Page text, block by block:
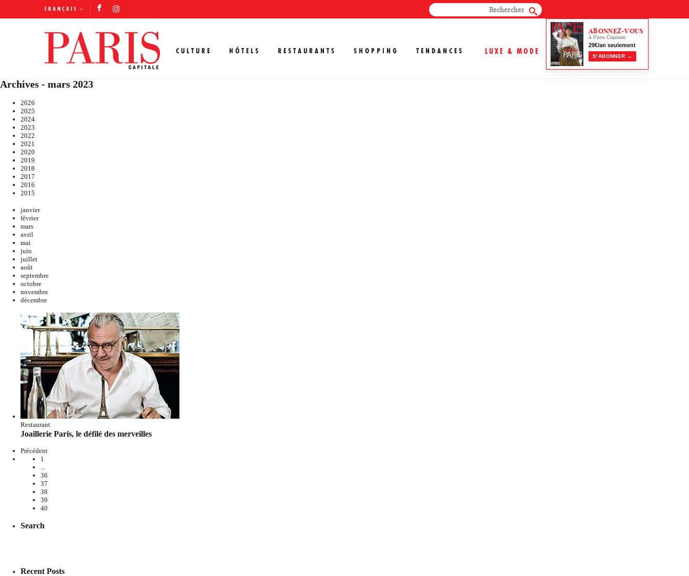
FRANÇAIS
CULTURE HÔTELS RESTAURANTS SHOPPING TENDANCES LUXE & MODE
ABONNEZ-VOUS
à Paris Capitale
29€/an seulement
S’ABONNER →
Archives - mars 2023
2026
2025
2024
2023
2022
2021
2020
2019
2018
2017
2016
2015
janvier
février
mars
avril
mai
juin
juillet
août
septembre
octobre
novembre
décembre
Restaurant
Joaillerie Paris, le défilé des merveilles
Précédent
1
...
36
37
38
39
40
Search
Recent Posts